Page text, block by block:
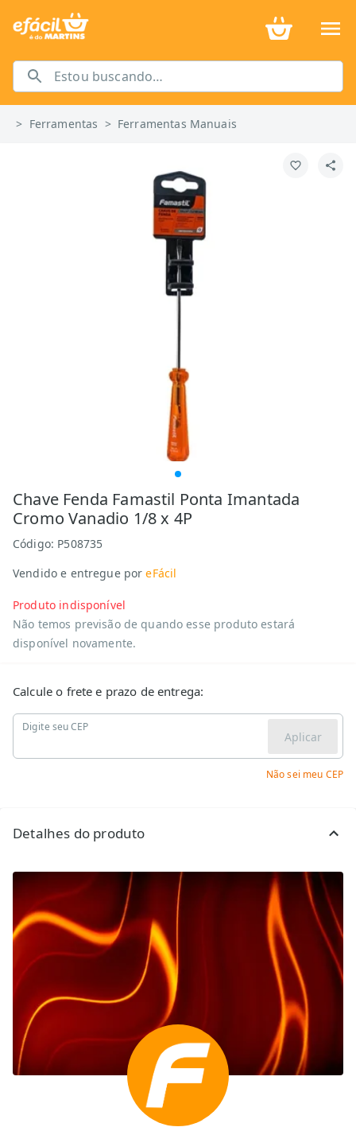
> Ferramentas > Ferramentas Manuais
Chave Fenda Famastil Ponta Imantada
Cromo Vanadio 1/8 x 4P
Código: P508735
Vendido e entregue por eFácil
Produto indisponível
Não temos previsão de quando esse produto estará
disponível novamente.
Calcule o frete e prazo de entrega:
Digite seu CEP
Aplicar
Não sei meu CEP
Detalhes do produto